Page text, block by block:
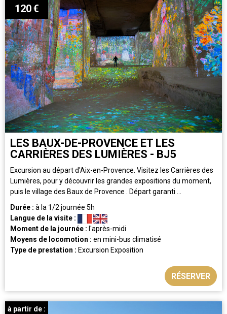
LES BAUX-DE-PROVENCE ET LES
CARRIÈRES DES LUMIÈRES - BJ5
Excursion au départ d'Aix-en-Provence. Visitez les Carrières des
Lumières, pour y découvrir les grandes expositions du moment,
puis le village des Baux de Provence . Départ garanti ...
120€
Durée : à la 1/2 journée 5h
Langue de la visite :
Moment de la journée : l'après-midi
Moyens de locomotion : en mini-bus climatisé
Type de prestation : Excursion Exposition
RÉSERVER
à partir de :